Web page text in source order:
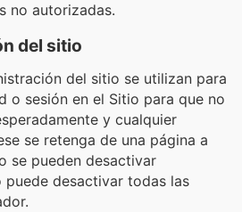
no autorizadas.
del sitio
del sitio se utilizan para
o sesión en el Sitio para que no
y cualquier
se retenga de una página a
se pueden desactivar
puede desactivar todas las